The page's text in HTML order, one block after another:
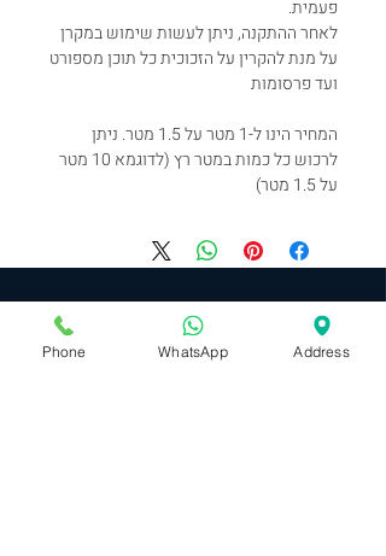
פעמית.
לאחר ההתקנה, ניתן לעשות שימוש במקרן
על מנת להקרין על הזכוכית כל תוכן מספורט
ועד פרסומות
המחיר הינו ל-1 מטר על 1.5 מטר. ניתן
לרכוש כל כמות במטר רץ (לדוגמא 10 מטר
על 1.5 מטר)
Phone WhatsApp Address